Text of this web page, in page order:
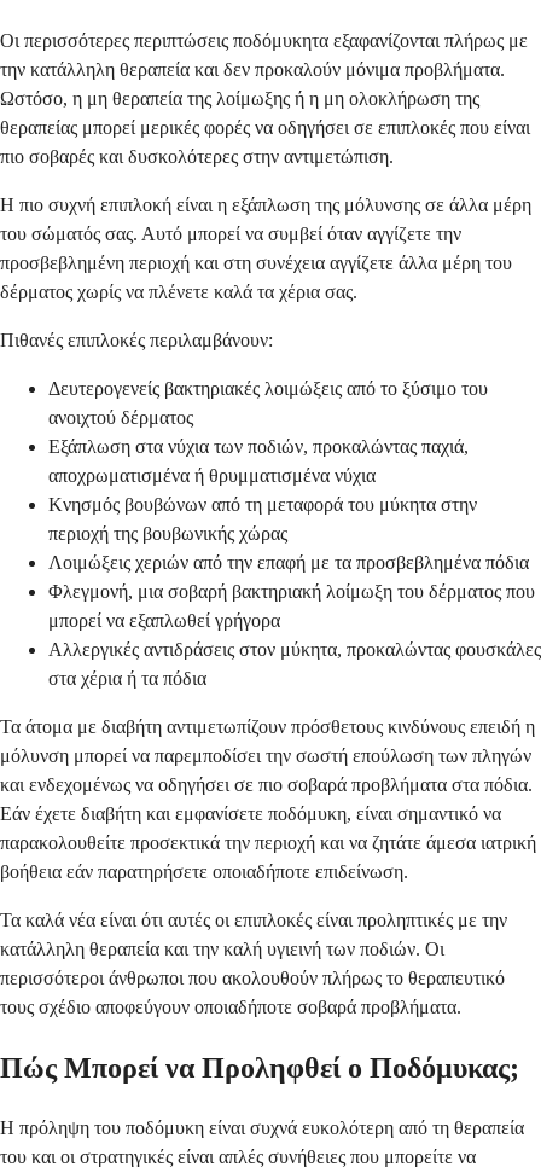
Οι περισσότερες περιπτώσεις ποδόμυκητα εξαφανίζονται πλήρως με
την κατάλληλη θεραπεία και δεν προκαλούν μόνιμα προβλήματα.
Ωστόσο, η μη θεραπεία της λοίμωξης ή η μη ολοκλήρωση της
θεραπείας μπορεί μερικές φορές να οδηγήσει σε επιπλοκές που είναι
πιο σοβαρές και δυσκολότερες στην αντιμετώπιση.
Η πιο συχνή επιπλοκή είναι η εξάπλωση της μόλυνσης σε άλλα μέρη
του σώματός σας. Αυτό μπορεί να συμβεί όταν αγγίζετε την
προσβεβλημένη περιοχή και στη συνέχεια αγγίζετε άλλα μέρη του
δέρματος χωρίς να πλένετε καλά τα χέρια σας.
Πιθανές επιπλοκές περιλαμβάνουν:
Δευτερογενείς βακτηριακές λοιμώξεις από το ξύσιμο του
ανοιχτού δέρματος
Εξάπλωση στα νύχια των ποδιών, προκαλώντας παχιά,
αποχρωματισμένα ή θρυμματισμένα νύχια
Κνησμός βουβώνων από τη μεταφορά του μύκητα στην
περιοχή της βουβωνικής χώρας
Λοιμώξεις χεριών από την επαφή με τα προσβεβλημένα πόδια
Φλεγμονή, μια σοβαρή βακτηριακή λοίμωξη του δέρματος που
μπορεί να εξαπλωθεί γρήγορα
Αλλεργικές αντιδράσεις στον μύκητα, προκαλώντας φουσκάλες
στα χέρια ή τα πόδια
Τα άτομα με διαβήτη αντιμετωπίζουν πρόσθετους κινδύνους επειδή η
μόλυνση μπορεί να παρεμποδίσει την σωστή επούλωση των πληγών
και ενδεχομένως να οδηγήσει σε πιο σοβαρά προβλήματα στα πόδια.
Εάν έχετε διαβήτη και εμφανίσετε ποδόμυκη, είναι σημαντικό να
παρακολουθείτε προσεκτικά την περιοχή και να ζητάτε άμεσα ιατρική
βοήθεια εάν παρατηρήσετε οποιαδήποτε επιδείνωση.
Τα καλά νέα είναι ότι αυτές οι επιπλοκές είναι προληπτικές με την
κατάλληλη θεραπεία και την καλή υγιεινή των ποδιών. Οι
περισσότεροι άνθρωποι που ακολουθούν πλήρως το θεραπευτικό
τους σχέδιο αποφεύγουν οποιαδήποτε σοβαρά προβλήματα.
Πώς Μπορεί να Προληφθεί ο Ποδόμυκας;
Η πρόληψη του ποδόμυκη είναι συχνά ευκολότερη από τη θεραπεία
του και οι στρατηγικές είναι απλές συνήθειες που μπορείτε να